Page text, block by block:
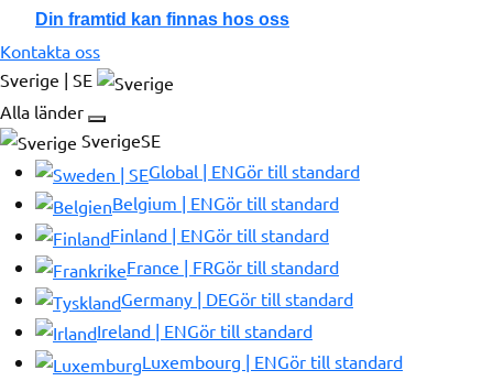
Din framtid kan finnas hos oss
Kontakta oss
Sverige | SE
Alla länder
SverigeSE
Global | ENGör till standard
Belgium | ENGör till standard
Finland | ENGör till standard
France | FRGör till standard
Germany | DEGör till standard
Ireland | ENGör till standard
Luxembourg | ENGör till standard